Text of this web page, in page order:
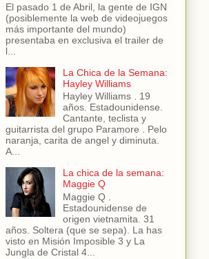
El pasado 1 de Abril, la gente de IGN
(posiblemente la web de videojuegos
más importante del mundo)
presentaba en exclusiva el trailer de
l...
La Chica de la Semana:
Hayley Williams
Hayley Williams . 19
años. Estadounidense.
Cantante, teclista y
guitarrista del grupo Paramore . Pelo
naranja, carita de angel y diminuta.
A...
La chica de la semana:
Maggie Q
Maggie Q .
Estadounidense de
origen vietnamita. 31
años. Soltera (que se sepa). La has
visto en Misión Imposible 3 y La
Jungla de Cristal 4...